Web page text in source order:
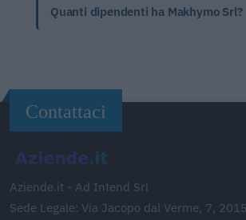
Quanti dipendenti ha Makhymo Srl?
Contattaci
Aziende.it - Ad Intend Srl
Sede Legale: Via Jacopo dal Verme, 7,